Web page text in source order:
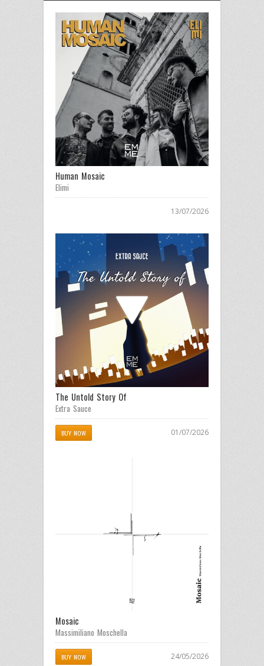
Human Mosaic
Elimi
13/07/2026
The Untold Story Of
Extra Sauce
BUY NOW 01/07/2026
Mosaic
Massimiliano Moschella
BUY NOW 24/05/2026